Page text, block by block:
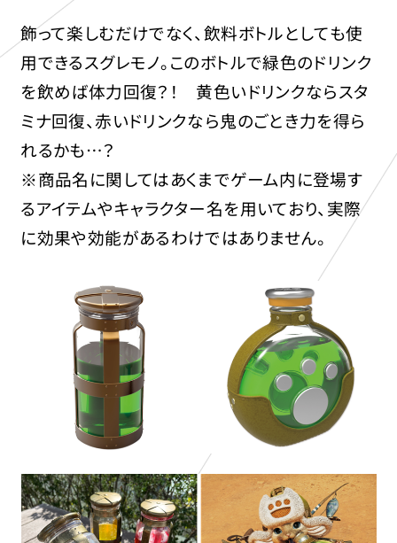
飾って楽しむだけでなく、飲料ボトルとしても使
用できるスグレモノ。このボトルで緑色のドリンク
を飲めば体力回復？！ 黄色いドリンクならスタ
ミナ回復、赤いドリンクなら鬼のごとき力を得ら
れるかも…？
※商品名に関してはあくまでゲーム内に登場す
るアイテムやキャラクター名を用いており、実際
に効果や効能があるわけではありません。